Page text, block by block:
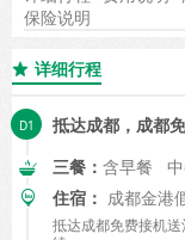
保险说明
 详细行程
抵达成都，成都
三餐： 含早餐 中
住宿： 成都金港
抵达成都免费接机